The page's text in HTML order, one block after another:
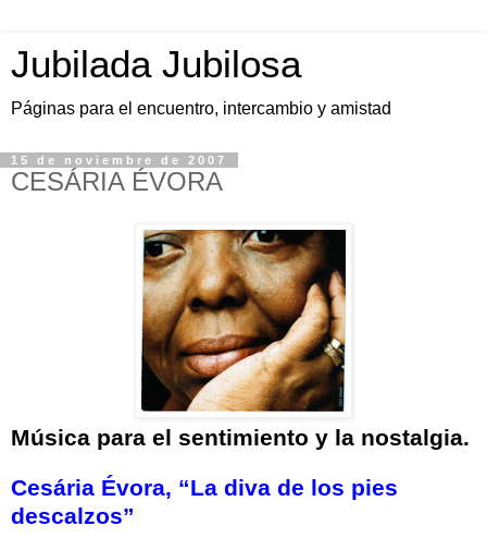
Jubilada Jubilosa
Páginas para el encuentro, intercambio y amistad
15 de noviembre de 2007
CESÁRIA ÉVORA
Música para el sentimiento y la nostalgia.
Cesária Évora, “La diva de los pies
descalzos”